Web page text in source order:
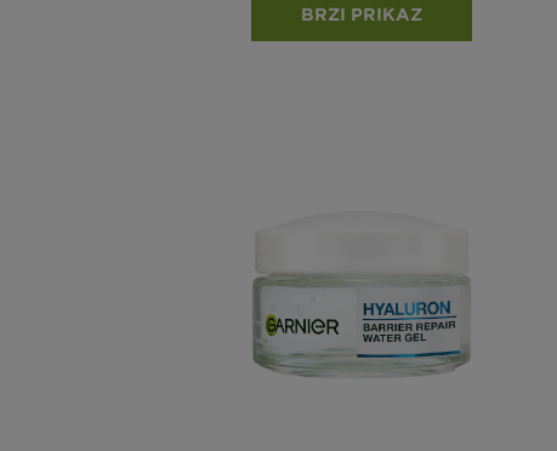
BRZI PRIKAZ